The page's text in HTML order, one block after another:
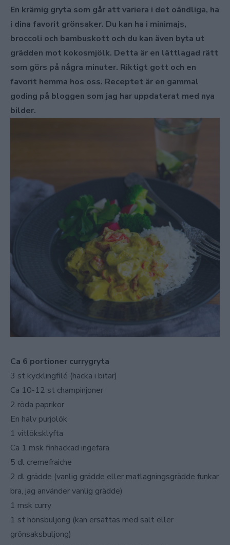
En krämig gryta som går att variera i det oändliga, ha
i dina favorit grönsaker. Du kan ha i minimajs,
broccoli och bambuskott och du kan även byta ut
grädden mot kokosmjölk. Detta är en lättlagad rätt
som görs på några minuter. Riktigt gott och en
favorit hemma hos oss. Receptet är en gammal
goding på bloggen som jag har uppdaterat med nya
bilder.
Ca 6 portioner currygryta
3 st kycklingfilé (hacka i bitar)
Ca 10-12 st champinjoner
2 röda paprikor
En halv purjolök
1 vitlöksklyfta
Ca 1 msk finhackad ingefära
5 dl cremefraiche
2 dl grädde (vanlig grädde eller matlagningsgrädde funkar
bra, jag använder vanlig grädde)
1 msk curry
1 st hönsbuljong (kan ersättas med salt eller
grönsaksbuljong)